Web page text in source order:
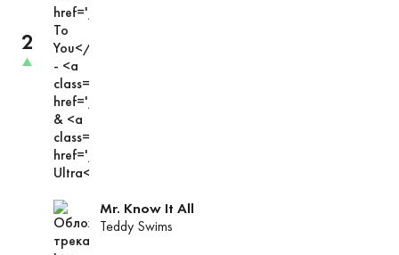
трек
поднялса
чарте
позиции
2
Mr. Know It All
Teddy Swims